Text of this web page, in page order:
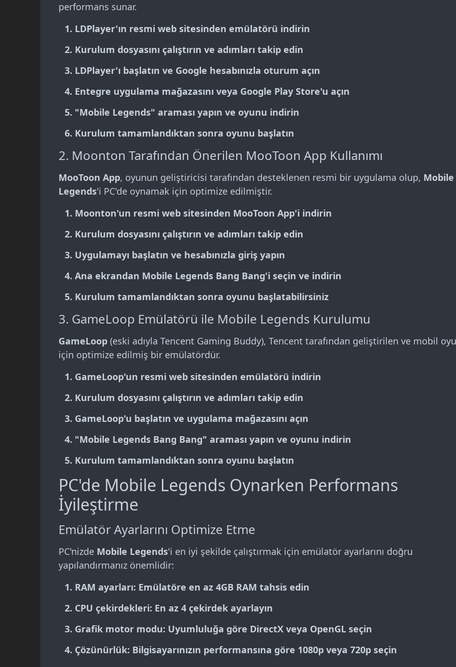
performans sunar.
LDPlayer'ın resmi web sitesinden emülatörü indirin
Kurulum dosyasını çalıştırın ve adımları takip edin
LDPlayer'ı başlatın ve Google hesabınızla oturum açın
Entegre uygulama mağazasını veya Google Play Store'u açın
"Mobile Legends" araması yapın ve oyunu indirin
Kurulum tamamlandıktan sonra oyunu başlatın
2. Moonton Tarafından Önerilen MooToon App Kullanımı
MooToon App, oyunun geliştiricisi tarafından desteklenen resmi bir uygulama olup, Mobile
Legends'i PC'de oynamak için optimize edilmiştir.
Moonton'un resmi web sitesinden MooToon App'i indirin
Kurulum dosyasını çalıştırın ve adımları takip edin
Uygulamayı başlatın ve hesabınızla giriş yapın
Ana ekrandan Mobile Legends Bang Bang'i seçin ve indirin
Kurulum tamamlandıktan sonra oyunu başlatabilirsiniz
3. GameLoop Emülatörü ile Mobile Legends Kurulumu
GameLoop (eski adıyla Tencent Gaming Buddy), Tencent tarafından geliştirilen ve mobil
için optimize edilmiş bir emülatördür.
GameLoop'un resmi web sitesinden emülatörü indirin
Kurulum dosyasını çalıştırın ve adımları takip edin
GameLoop'u başlatın ve uygulama mağazasını açın
"Mobile Legends Bang Bang" araması yapın ve oyunu indirin
Kurulum tamamlandıktan sonra oyunu başlatın
PC'de Mobile Legends Oynarken Performans
İyileştirme
Emülatör Ayarlarını Optimize Etme
PC'nizde Mobile Legends'i en iyi şekilde çalıştırmak için emülatör ayarlarını doğru
yapılandırmanız önemlidir:
RAM ayarları: Emülatöre en az 4GB RAM tahsis edin
CPU çekirdekleri: En az 4 çekirdek ayarlayın
Grafik motor modu: Uyumluluğa göre DirectX veya OpenGL seçin
Çözünürlük: Bilgisayarınızın performansına göre 1080p veya 720p seçin